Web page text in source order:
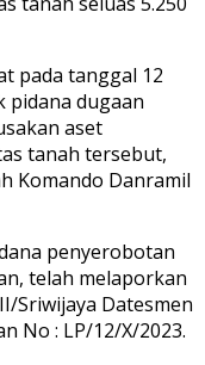
pada tanggal 12
pidana dugaan
aset
tanah tersebut,
Komando Danramil
penyerobotan
telah melaporkan
Sriwijaya Datesmen
No : LP/12/X/2023.